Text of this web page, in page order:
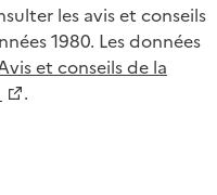
les avis et conseils
1980. Les données
et conseils de la
.